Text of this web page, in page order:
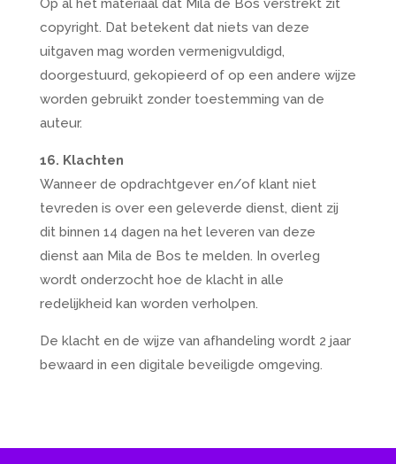
Op al het materiaal dat Mila de Bos verstrekt zit
copyright. Dat betekent dat niets van deze
uitgaven mag worden vermenigvuldigd,
doorgestuurd, gekopieerd of op een andere wijze
worden gebruikt zonder toestemming van de
auteur.
16. Klachten
Wanneer de opdrachtgever en/of klant niet
tevreden is over een geleverde dienst, dient zij
dit binnen 14 dagen na het leveren van deze
dienst aan Mila de Bos te melden. In overleg
wordt onderzocht hoe de klacht in alle
redelijkheid kan worden verholpen.
De klacht en de wijze van afhandeling wordt 2 jaar
bewaard in een digitale beveiligde omgeving.